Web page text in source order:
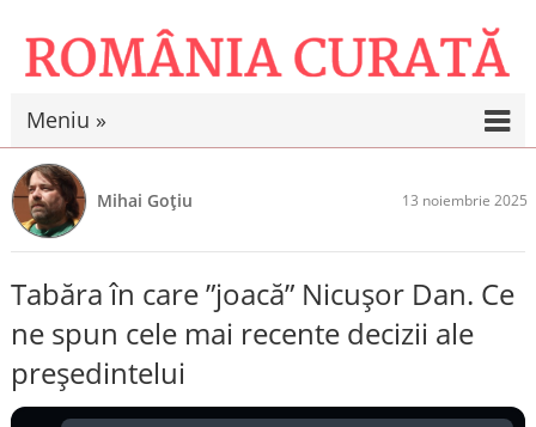
Meniu »
Mihai Goțiu 13 noiembrie 2025
Tabăra în care ”joacă” Nicușor Dan. Ce
ne spun cele mai recente decizii ale
președintelui